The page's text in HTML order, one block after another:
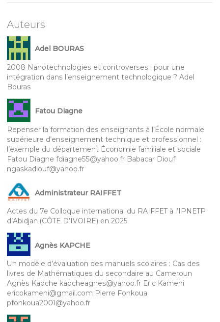
Auteurs
Adel BOURAS
2008 Nanotechnologies et controverses : pour une
intégration dans l’enseignement technologique ? Adel
Bouras
Fatou Diagne
Repenser la formation des enseignants à l’École normale
supérieure d’enseignement technique et professionnel :
l’exemple du département Économie familiale et sociale
Fatou Diagne fdiagne55@yahoo.fr Babacar Diouf
ngaskadiouf@yahoo.fr
Administrateur RAIFFET
Actes du 7e Colloque international du RAIFFET à l’IPNETP
d’Abidjan (CÔTE D’IVOIRE) en 2025
Agnès KAPCHE
Un modèle d’évaluation des manuels scolaires : Cas des
livres de Mathématiques du secondaire au Cameroun
Agnès Kapche kapcheagnes@yahoo.fr Eric Kameni
ericokameni@gmail.com Pierre Fonkoua
pfonkoua2001@yahoo.fr